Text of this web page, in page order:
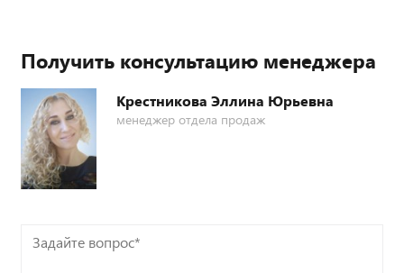
Получить консультацию менеджера
Крестникова Эллина Юрьевна
менеджер отдела продаж
Задайте
вопрос*